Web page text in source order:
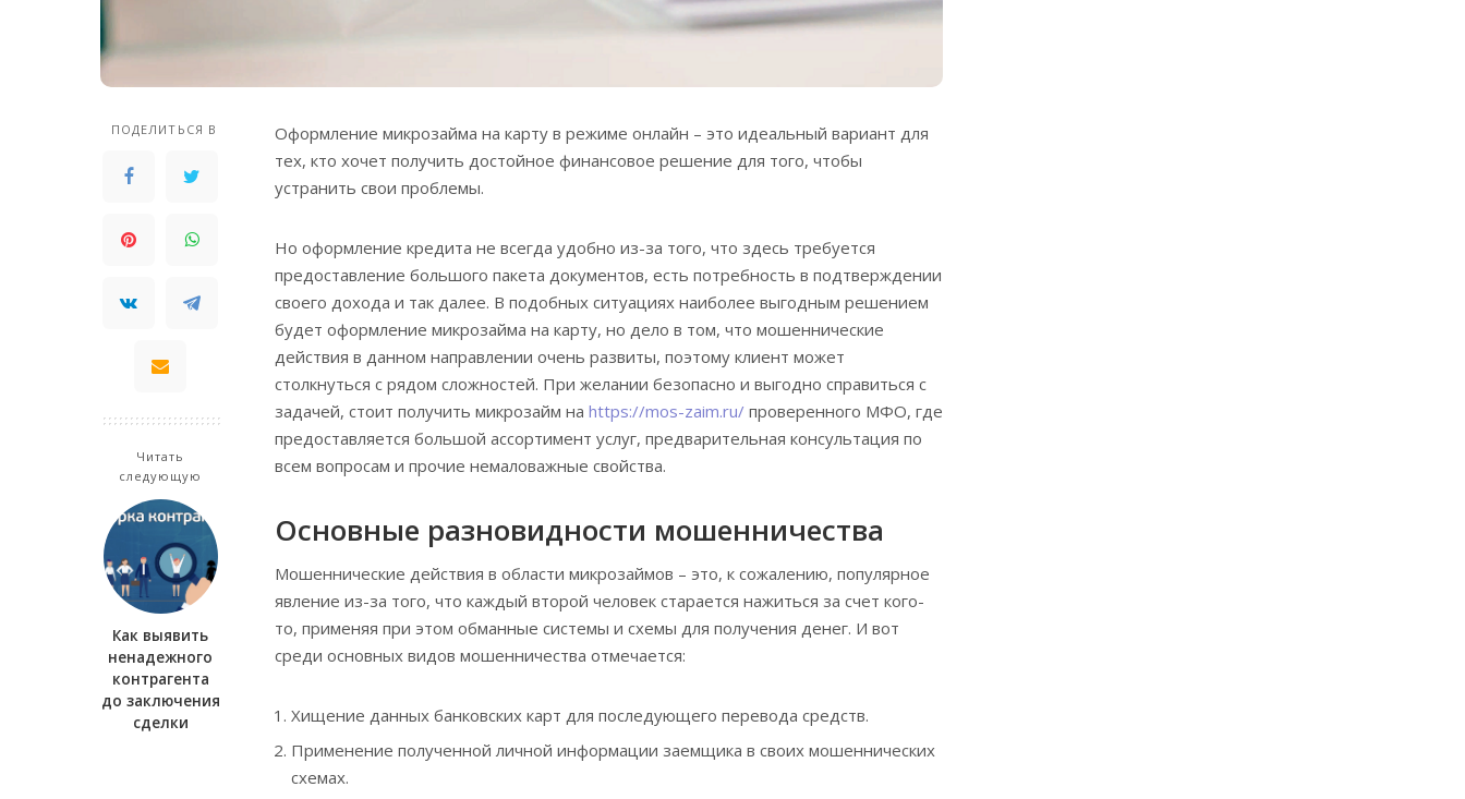
ПОДЕЛИТЬСЯ В
Читать
следующую
Как выявить
ненадежного
контрагента
до заключения
сделки
Оформление микрозайма на карту в режиме онлайн – это идеальный вариант для
тех, кто хочет получить достойное финансовое решение для того, чтобы
устранить свои проблемы.
Но оформление кредита не всегда удобно из-за того, что здесь требуется
предоставление большого пакета документов, есть потребность в подтверждении
своего дохода и так далее. В подобных ситуациях наиболее выгодным решением
будет оформление микрозайма на карту, но дело в том, что мошеннические
действия в данном направлении очень развиты, поэтому клиент может
столкнуться с рядом сложностей. При желании безопасно и выгодно справиться с
задачей, стоит получить микрозайм на https://mos-zaim.ru/ проверенного МФО, где
предоставляется большой ассортимент услуг, предварительная консультация по
всем вопросам и прочие немаловажные свойства.
Основные разновидности мошенничества
Мошеннические действия в области микрозаймов – это, к сожалению, популярное
явление из-за того, что каждый второй человек старается нажиться за счет кого-
то, применяя при этом обманные системы и схемы для получения денег. И вот
среди основных видов мошенничества отмечается:
Хищение данных банковских карт для последующего перевода средств.
Применение полученной личной информации заемщика в своих мошеннических
схемах.